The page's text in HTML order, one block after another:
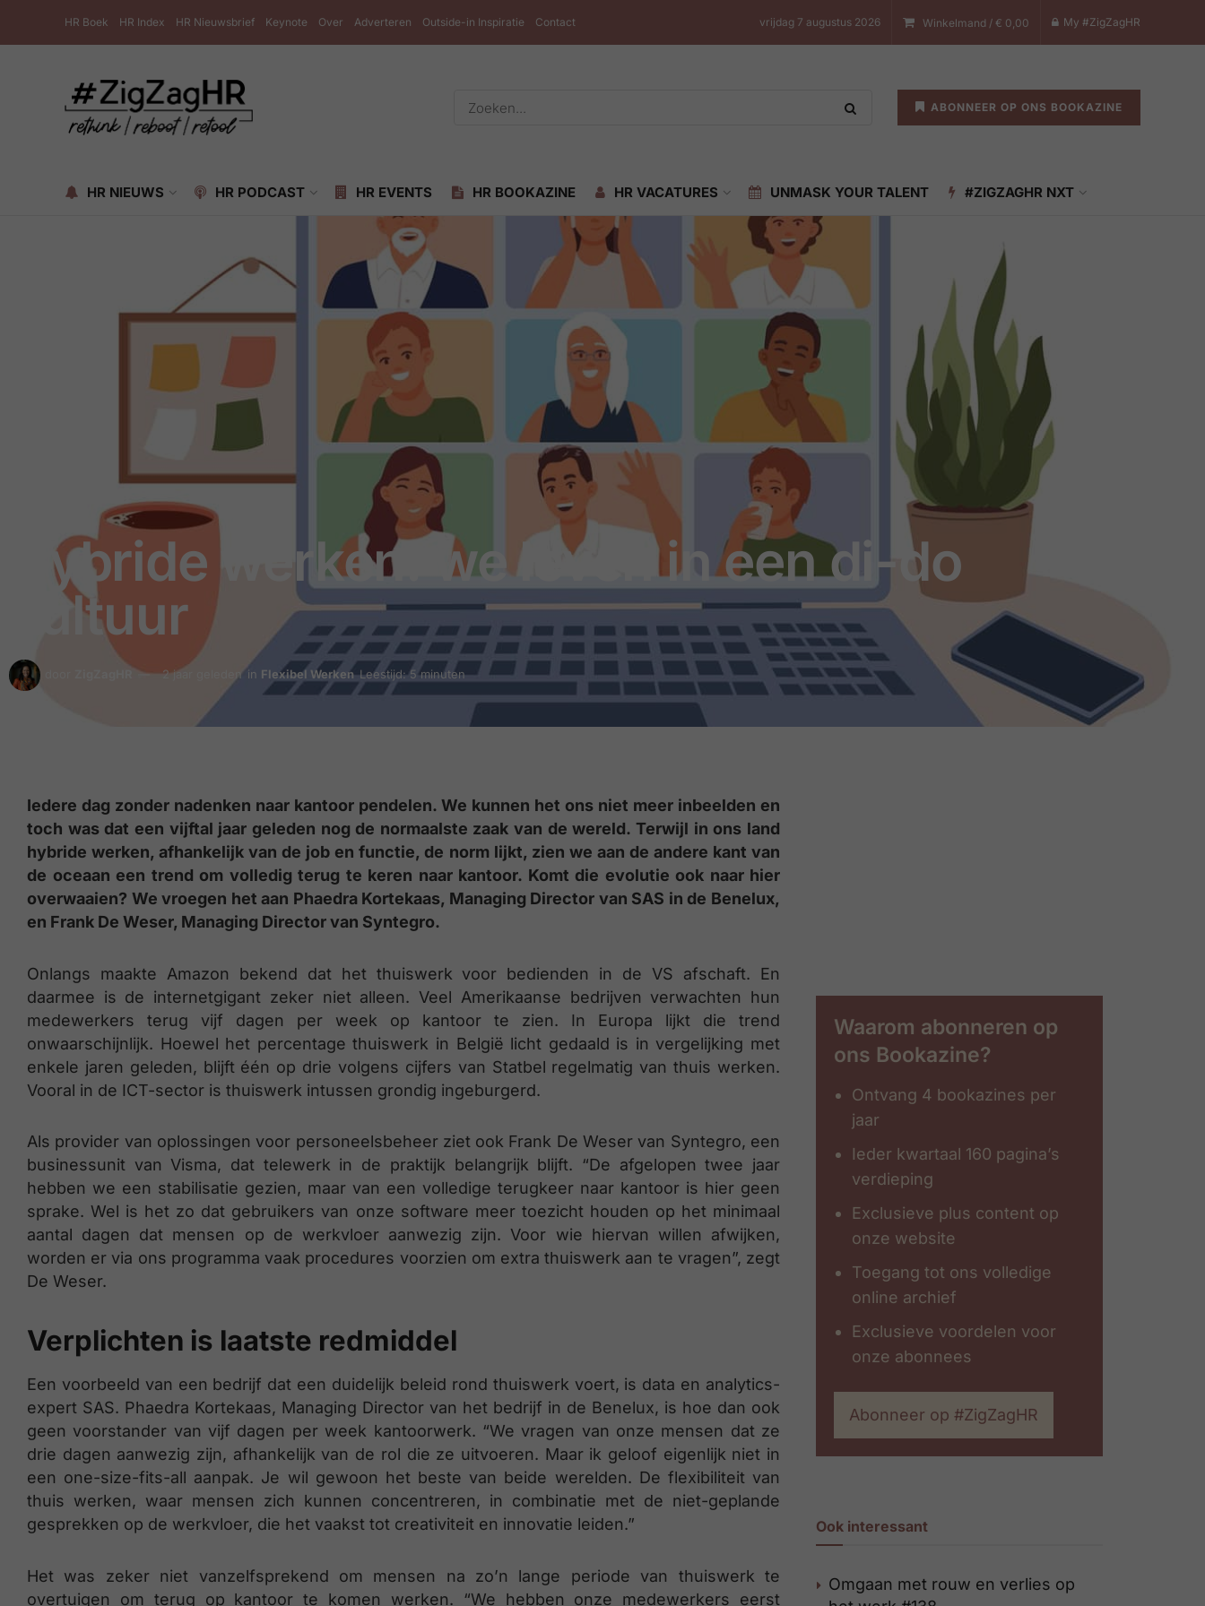
HR Boek HR Index HR Nieuwsbrief Keynote Over Adverteren Outside-in Inspiratie Contact vrijdag 7 augustus 2026 Winkelmand / € 0,00 My #ZigZagHR
ABONNEER OP ONS BOOKAZINE
HR NIEUWS HR PODCAST HR EVENTS HR BOOKAZINE HR VACATURES UNMASK YOUR TALENT #ZIGZAGHR NXT
Hybride werken: we leven in een di-do
cultuur
2 jaar geleden in Flexibel Werken Leestijd: 5 minuten
Iedere dag zonder nadenken naar kantoor pendelen. We kunnen het ons niet meer inbeelden en
toch was dat een vijftal jaar geleden nog de normaalste zaak van de wereld. Terwijl in ons land
hybride werken, afhankelijk van de job en functie, de norm lijkt, zien we aan de andere kant van
de oceaan een trend om volledig terug te keren naar kantoor. Komt die evolutie ook naar hier
overwaaien? We vroegen het aan Phaedra Kortekaas, Managing Director van SAS in de Benelux,
en Frank De Weser, Managing Director van Syntegro.
Onlangs maakte Amazon bekend dat het thuiswerk voor bedienden in de VS afschaft. En
daarmee is de internetgigant zeker niet alleen. Veel Amerikaanse bedrijven verwachten hun
medewerkers terug vijf dagen per week op kantoor te zien. In Europa lijkt die trend
onwaarschijnlijk. Hoewel het percentage thuiswerk in België licht gedaald is in vergelijking met
enkele jaren geleden, blijft één op drie volgens cijfers van Statbel regelmatig van thuis werken.
Vooral in de ICT-sector is thuiswerk intussen grondig ingeburgerd.
Als provider van oplossingen voor personeelsbeheer ziet ook Frank De Weser van Syntegro, een
businessunit van Visma, dat telewerk in de praktijk belangrijk blijft. “De afgelopen twee jaar
hebben we een stabilisatie gezien, maar van een volledige terugkeer naar kantoor is hier geen
sprake. Wel is het zo dat gebruikers van onze software meer toezicht houden op het minimaal
aantal dagen dat mensen op de werkvloer aanwezig zijn. Voor wie hiervan willen afwijken,
worden er via ons programma vaak procedures voorzien om extra thuiswerk aan te vragen”, zegt
De Weser.
Verplichten is laatste redmiddel
Een voorbeeld van een bedrijf dat een duidelijk beleid rond thuiswerk voert, is data en analytics-
expert SAS. Phaedra Kortekaas, Managing Director van het bedrijf in de Benelux, is hoe dan ook
geen voorstander van vijf dagen per week kantoorwerk. “We vragen van onze mensen dat ze
drie dagen aanwezig zijn, afhankelijk van de rol die ze uitvoeren. Maar ik geloof eigenlijk niet in
een one-size-fits-all aanpak. Je wil gewoon het beste van beide werelden. De flexibiliteit van
thuis werken, waar mensen zich kunnen concentreren, in combinatie met de niet-geplande
gesprekken op de werkvloer, die het vaakst tot creativiteit en innovatie leiden.”
Het was zeker niet vanzelfsprekend om mensen na zo’n lange periode van thuiswerk te
overtuigen om terug op kantoor te komen werken. “We hebben onze medewerkers eerst
Waarom abonneren op
ons Bookazine?
Ontvang 4 bookazines per
jaar
Ieder kwartaal 160 pagina’s
verdieping
Exclusieve plus content op
onze website
Toegang tot ons volledige
online archief
Exclusieve voordelen voor
onze abonnees
Abonneer op #ZigZagHR
Ook interessant
Omgaan met rouw en verlies op